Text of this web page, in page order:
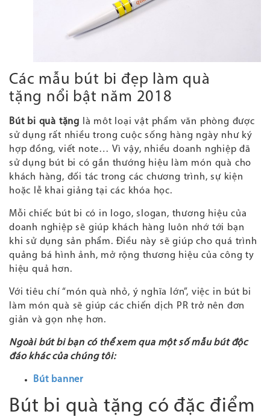
Các mẫu bút bi đẹp làm quà
tặng nổi bật năm 2018
Bút bi quà tặng là môt loại vật phẩm văn phòng được
sử dụng rất nhiều trong cuộc sống hàng ngày như ký
hợp đồng, viết note… Vì vậy, nhiều doanh nghiệp đã
sử dụng bút bi có gắn thướng hiệu làm món quà cho
khách hàng, đối tác trong các chương trình, sự kiện
hoặc lễ khai giảng tại các khóa học.
Mỗi chiếc bút bi có in logo, slogan, thương hiệu của
doanh nghiệp sẽ giúp khách hàng luôn nhớ tới bạn
khi sử dụng sản phẩm. Điều này sẽ giúp cho quá trình
quảng bá hình ảnh, mở rộng thương hiệu của công ty
hiệu quả hơn.
Với tiêu chí “món quà nhỏ, ý nghĩa lớn”, việc in bút bi
làm món quà sẽ giúp các chiến dịch PR trở nên đơn
giản và gọn nhẹ hơn.
Ngoài bút bi bạn có thể xem qua một số mẫu bút độc
đáo khác của chúng tôi:
Bút banner
Bút bi quà tặng có đặc điểm